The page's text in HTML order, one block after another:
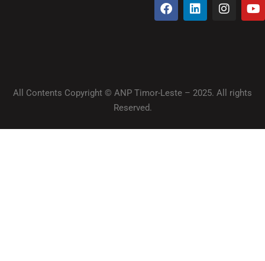
All Contents Copyright © ANP Timor-Leste – 2025. All rights
Reserved.